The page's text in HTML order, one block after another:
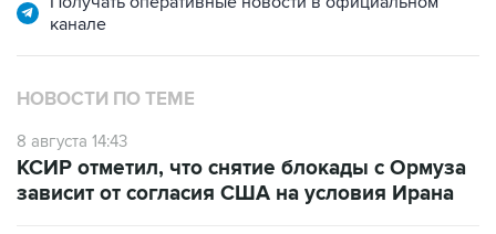
канале
НОВОСТИ ПО ТЕМЕ
8 августа 14:43
КСИР отметил, что снятие блокады с Ормуза
зависит от согласия США на условия Ирана